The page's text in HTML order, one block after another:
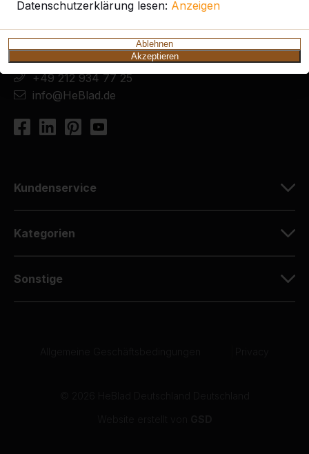
Datenschutzerklärung lesen: Anzeigen
Ablehnen
Akzeptieren
Diekerstraße 97
42781 Haan
Deutschland
+49 212 934 77 25
info@HeBlad.de
Kundenservice
Kategorien
Sonstige